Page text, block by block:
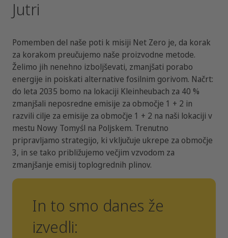
Jutri
Pomemben del naše poti k misiji Net Zero je, da korak
za korakom preučujemo naše proizvodne metode.
Želimo jih nenehno izboljševati, zmanjšati porabo
energije in poiskati alternative fosilnim gorivom. Načrt:
do leta 2035 bomo na lokaciji Kleinheubach za 40 %
zmanjšali neposredne emisije za območje 1 + 2 in
razvili cilje za emisije za območje 1 + 2 na naši lokaciji v
mestu Nowy Tomyśl na Poljskem. Trenutno
pripravljamo strategijo, ki vključuje ukrepe za območje
3, in se tako približujemo večjim vzvodom za
zmanjšanje emisij toplogrednih plinov.
In to smo danes že
izvedli: